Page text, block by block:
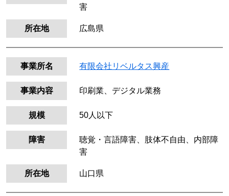
害
所在地 広島県
事業所名 有限会社リベルタス興産
事業内容 印刷業、デジタル業務
規模 50人以下
障害
聴覚・言語障害、肢体不自由、内部障
害
所在地 山口県